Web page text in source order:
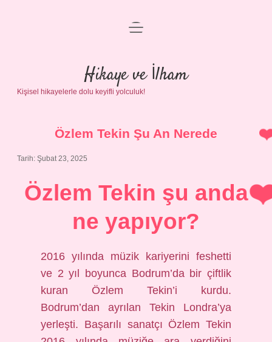
Anasayfa
Gizlilik Politikası
Yasal Uyarı
menüyü
Hikaye ve İlham
Kişisel hikayelerle dolu keyifli yolculuk!
Özlem Tekin Şu An Nerede
Tarih: Şubat 23, 2025
Özlem Tekin şu anda
ne yapıyor?
2016 yılında müzik kariyerini feshetti
ve 2 yıl boyunca Bodrum’da bir çiftlik
kuran Özlem Tekin’i kurdu.
Bodrum’dan ayrılan Tekin Londra’ya
yerleşti. Başarılı sanatçı Özlem Tekin